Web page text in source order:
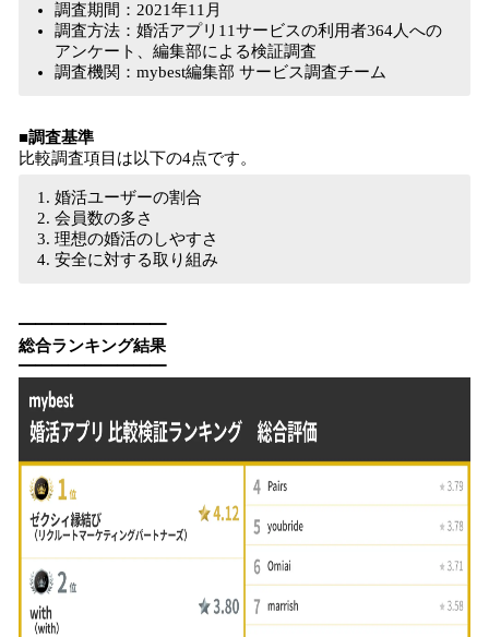
調査期間：2021年11月
調査方法：婚活アプリ11サービスの利用者364人への
アンケート、編集部による検証調査
調査機関：mybest編集部 サービス調査チーム
■調査基準
比較調査項目は以下の4点です。
婚活ユーザーの割合
会員数の多さ
理想の婚活のしやすさ
安全に対する取り組み
​━━━━━━━━━
総合ランキング結果
━━━━━━━━━